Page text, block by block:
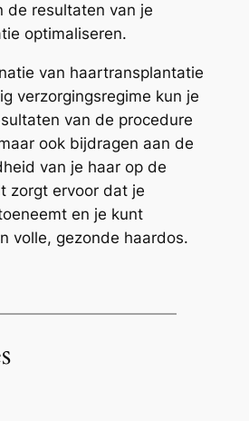
de resultaten van je
optimaliseren.
van haartransplantatie
verzorgingsregime kun je
van de procedure
ook bijdragen aan de
van je haar op de
zorgt ervoor dat je
en je kunt
volle, gezonde haardos.